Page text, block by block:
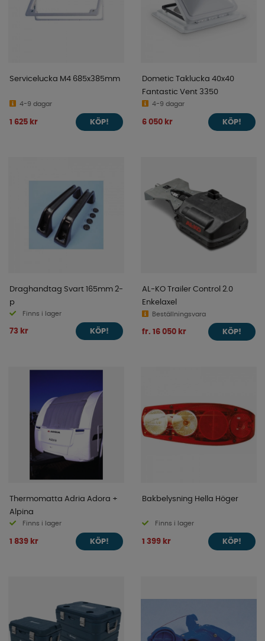
Servicelucka M4 685x385mm
4-9 dagar
1 625 kr KÖP!
Dometic Taklucka 40x40
Fantastic Vent 3350
4-9 dagar
6 050 kr KÖP!
Draghandtag Svart 165mm 2-
p
Finns i lager
73 kr KÖP!
AL-KO Trailer Control 2.0
Enkelaxel
Beställningsvara
fr. 16 050 kr KÖP!
Thermomatta Adria Adora +
Alpina
Finns i lager
1 839 kr KÖP!
Bakbelysning Hella Höger
Finns i lager
1 399 kr KÖP!